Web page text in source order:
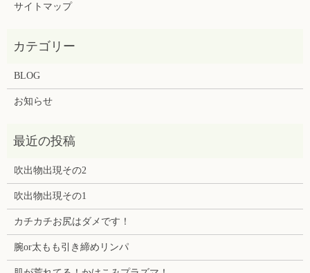
サイトマップ
BLOG
お知らせ
吹出物出現その2
吹出物出現その1
カチカチお尻はダメです！
腕or太もも引き締めリンパ